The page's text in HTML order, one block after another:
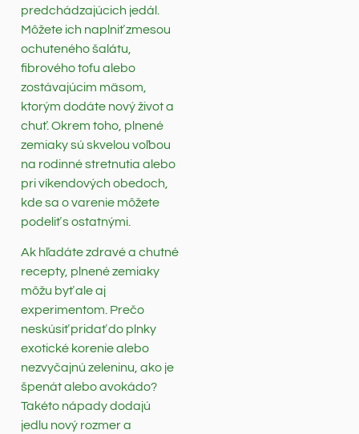
predchádzajúcich jedál.
Môžete ich naplniť zmesou
ochuteného šalátu,
fibrového tofu alebo
zostávajúcim mäsom,
ktorým dodáte nový život a
chuť. Okrem toho, plnené
zemiaky sú skvelou voľbou
na rodinné stretnutia alebo
pri víkendových obedoch,
kde sa o varenie môžete
podeliť s ostatnými.
Ak hľadáte zdravé a chutné
recepty, plnené zemiaky
môžu byť ale aj
experimentom. Prečo
neskúsiť pridať do plnky
exotické korenie alebo
nezvyčajnú zeleninu, ako je
špenát alebo avokádo?
Takéto nápady dodajú
jedlu nový rozmer a